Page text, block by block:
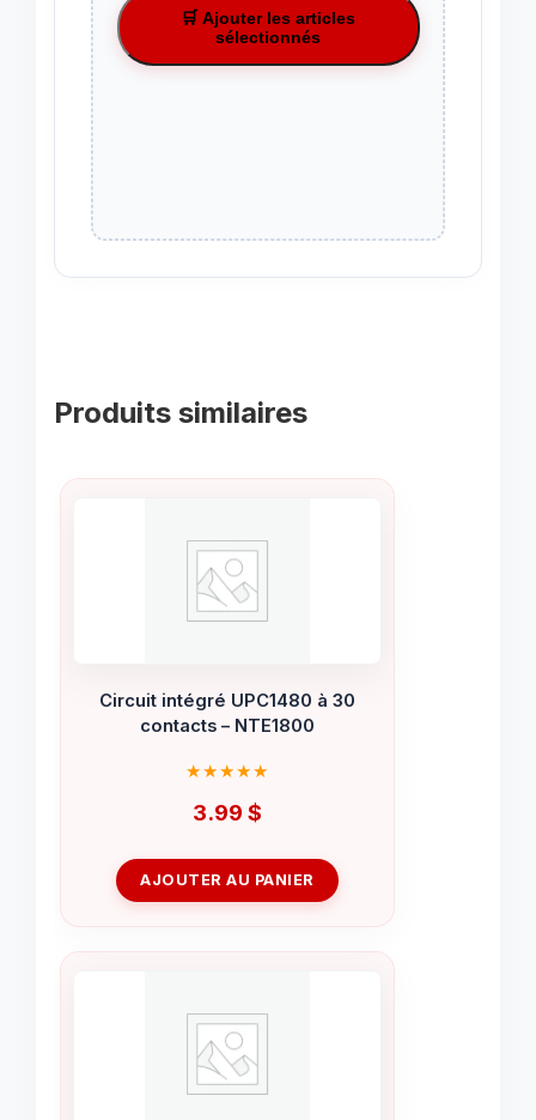
🛒 Ajouter les articles
sélectionnés
Produits similaires
Circuit intégré UPC1480 à 30
contacts – NTE1800
3.99 $
AJOUTER AU PANIER